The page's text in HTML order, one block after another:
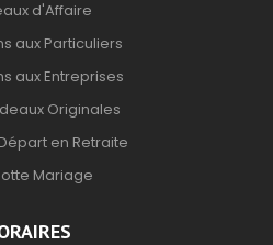
d'Affaire
aux Particuliers
aux Entreprises
Originales
en Retraite
Mariage